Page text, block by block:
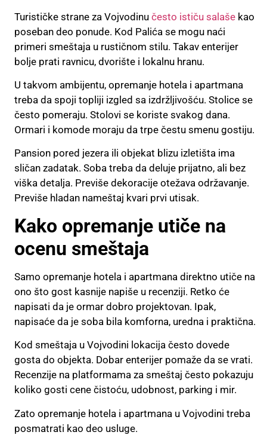
Turističke strane za Vojvodinu često ističu salaše kao
poseban deo ponude. Kod Palića se mogu naći
primeri smeštaja u rustičnom stilu. Takav enterijer
bolje prati ravnicu, dvorište i lokalnu hranu.
U takvom ambijentu, opremanje hotela i apartmana
treba da spoji topliji izgled sa izdržljivošću. Stolice se
često pomeraju. Stolovi se koriste svakog dana.
Ormari i komode moraju da trpe čestu smenu gostiju.
Pansion pored jezera ili objekat blizu izletišta ima
sličan zadatak. Soba treba da deluje prijatno, ali bez
viška detalja. Previše dekoracije otežava održavanje.
Previše hladan nameštaj kvari prvi utisak.
Kako opremanje utiče na
ocenu smeštaja
Samo opremanje hotela i apartmana direktno utiče na
ono što gost kasnije napiše u recenziji. Retko će
napisati da je ormar dobro projektovan. Ipak,
napisaće da je soba bila komforna, uredna i praktična.
Kod smeštaja u Vojvodini lokacija često dovede
gosta do objekta. Dobar enterijer pomaže da se vrati.
Recenzije na platformama za smeštaj često pokazuju
koliko gosti cene čistoću, udobnost, parking i mir.
Zato opremanje hotela i apartmana u Vojvodini treba
posmatrati kao deo usluge.